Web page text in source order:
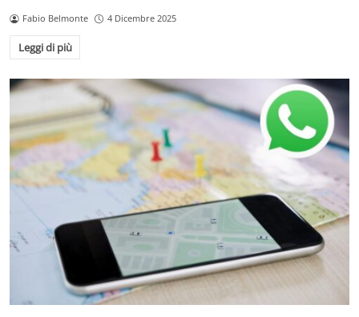
Fabio Belmonte 4 Dicembre 2025
Leggi di più